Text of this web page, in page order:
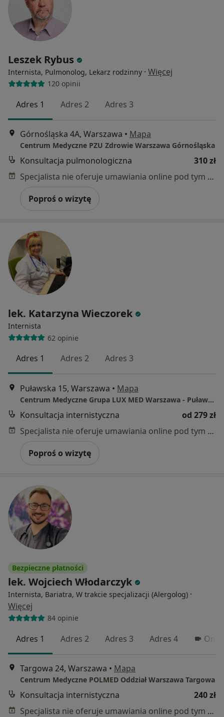
Leszek Rybus
Internista, Pulmonolog, Lekarz rodzinny · Więcej
120 opinii
Adres 1 Adres 2 Adres 3
Górnośląska 4A, Warszawa • Mapa
Centrum Medyczne PZU Zdrowie Warszawa Górnośląska
Konsultacja pulmonologiczna
310 zł
Specjalista nie oferuje umawiania online pod tym adresem.
Poproś o wizytę
lek. Katarzyna Wieczorek
Internista
62 opinie
Adres 1 Adres 2 Adres 3
Puławska 15, Warszawa • Mapa
Centrum Medyczne Grupa LUX MED Warszawa - Puławska 15
Konsultacja internistyczna
od 279 zł
Specjalista nie oferuje umawiania online pod tym adresem.
Poproś o wizytę
Bezpieczne płatności
lek. Wojciech Włodarczyk
Internista, Bariatra, W trakcie specjalizacji (Alergolog) ·
Więcej
84 opinie
Adres 1 Adres 2 Adres 3 Adres 4
Targowa 24, Warszawa • Mapa
Centrum Medyczne POLMED Oddział Warszawa Targowa
Konsultacja internistyczna
240 zł
Specjalista nie oferuje umawiania online pod tym adresem.